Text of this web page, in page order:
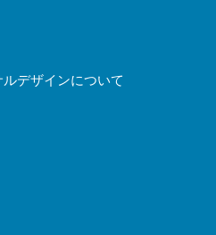
デザインについて